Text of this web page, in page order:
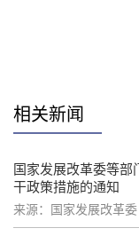
相关新闻
国家发展改革委等
干政策措施的通知
来源：国家发展改革委